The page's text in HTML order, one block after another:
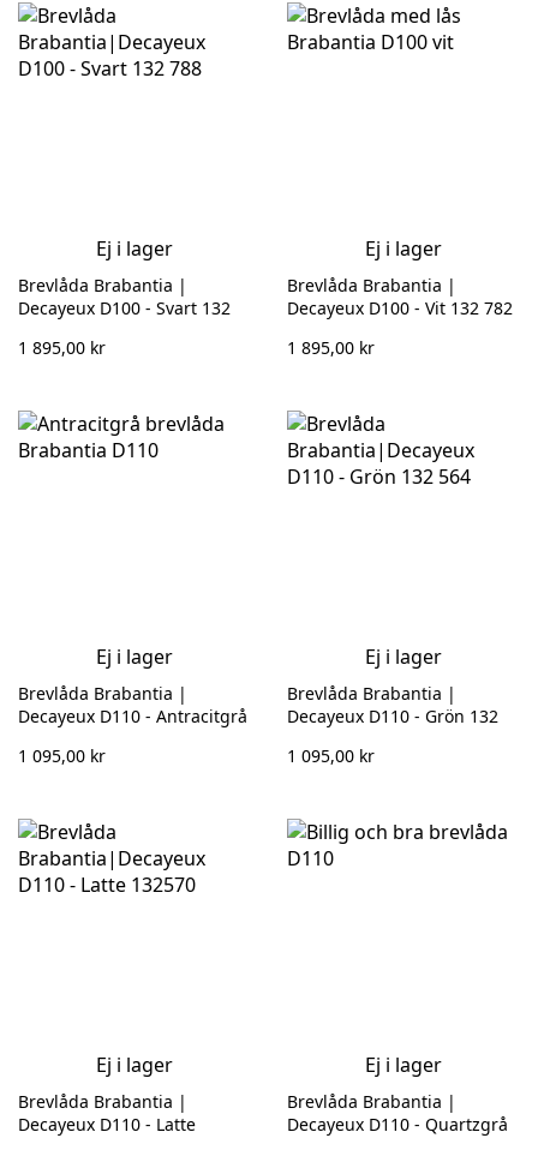
Ej i lager
Brevlåda Brabantia |
Decayeux D100 - Svart 132
1 895,00 kr
Ej i lager
Brevlåda Brabantia |
Decayeux D100 - Vit 132 782
1 895,00 kr
Ej i lager
Brevlåda Brabantia |
Decayeux D110 - Antracitgrå
1 095,00 kr
Ej i lager
Brevlåda Brabantia |
Decayeux D110 - Grön 132
1 095,00 kr
Ej i lager
Brevlåda Brabantia |
Decayeux D110 - Latte
Ej i lager
Brevlåda Brabantia |
Decayeux D110 - Quartzgrå